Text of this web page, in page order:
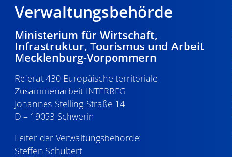
Verwaltungsbehörde
Ministerium für Wirtschaft,
Infrastruktur, Tourismus und Arbeit
Mecklenburg-Vorpommern
Referat 430 Europäische territoriale
Zusammenarbeit INTERREG
Johannes-Stelling-Straße 14
D – 19053 Schwerin
Leiter der Verwaltungsbehörde:
Steffen Schubert